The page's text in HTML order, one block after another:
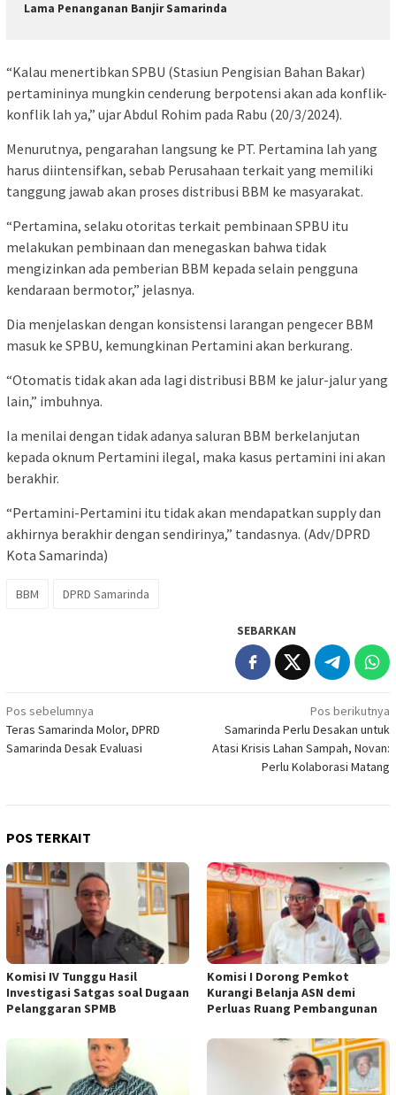
Lama Penanganan Banjir Samarinda
“Kalau menertibkan SPBU (Stasiun Pengisian Bahan Bakar)
pertamininya mungkin cenderung berpotensi akan ada konflik-
konflik lah ya,” ujar Abdul Rohim pada Rabu (20/3/2024).
Menurutnya, pengarahan langsung ke PT. Pertamina lah yang
harus diintensifkan, sebab Perusahaan terkait yang memiliki
tanggung jawab akan proses distribusi BBM ke masyarakat.
“Pertamina, selaku otoritas terkait pembinaan SPBU itu
melakukan pembinaan dan menegaskan bahwa tidak
mengizinkan ada pemberian BBM kepada selain pengguna
kendaraan bermotor,” jelasnya.
Dia menjelaskan dengan konsistensi larangan pengecer BBM
masuk ke SPBU, kemungkinan Pertamini akan berkurang.
“Otomatis tidak akan ada lagi distribusi BBM ke jalur-jalur yang
lain,” imbuhnya.
Ia menilai dengan tidak adanya saluran BBM berkelanjutan
kepada oknum Pertamini ilegal, maka kasus pertamini ini akan
berakhir.
“Pertamini-Pertamini itu tidak akan mendapatkan supply dan
akhirnya berakhir dengan sendirinya,” tandasnya. (Adv/DPRD
Kota Samarinda)
BBM DPRD Samarinda
SEBARKAN
Navigasi
pos
Pos sebelumnya
Teras Samarinda Molor, DPRD
Samarinda Desak Evaluasi
Pos berikutnya
Samarinda Perlu Desakan untuk
Atasi Krisis Lahan Sampah, Novan:
Perlu Kolaborasi Matang
POS TERKAIT
Komisi IV Tunggu Hasil
Investigasi Satgas soal Dugaan
Pelanggaran SPMB
Komisi I Dorong Pemkot
Kurangi Belanja ASN demi
Perluas Ruang Pembangunan